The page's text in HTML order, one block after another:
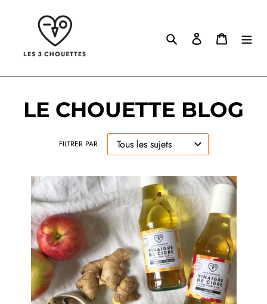
RechercherSe connecter
Panier
LE CHOUETTE BLOG
FILTRER PAR